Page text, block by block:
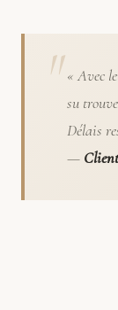
« Avec
su
Délais
—